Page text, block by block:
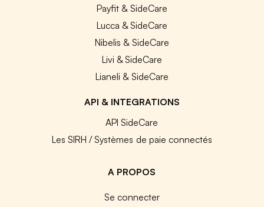
Payfit & SideCare
Lucca & SideCare
Nibelis & SideCare
Livi & SideCare
Lianeli & SideCare
API & INTEGRATIONS
API SideCare
Les SIRH / Systèmes de paie connectés
A PROPOS
Se connecter